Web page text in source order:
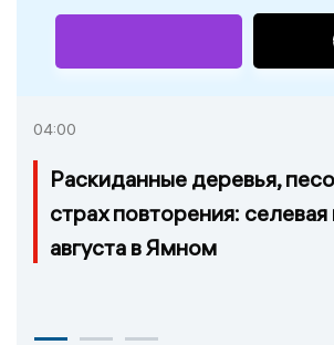
04:00
Раскиданные деревья,
страх повторения: селевая
августа в Ямном